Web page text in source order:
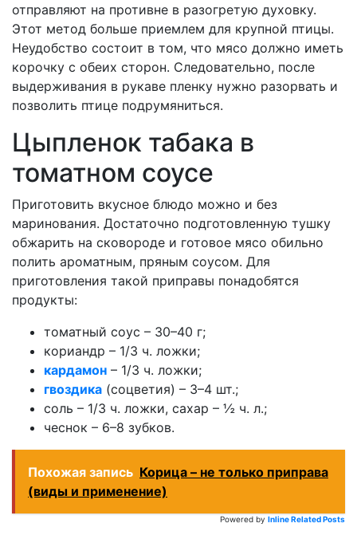
отправляют на противне в разогретую духовку.
Этот метод больше приемлем для крупной птицы.
Неудобство состоит в том, что мясо должно иметь
корочку с обеих сторон. Следовательно, после
выдерживания в рукаве пленку нужно разорвать и
позволить птице подрумяниться.
Цыпленок табака в
томатном соусе
Приготовить вкусное блюдо можно и без
маринования. Достаточно подготовленную тушку
обжарить на сковороде и готовое мясо обильно
полить ароматным, пряным соусом. Для
приготовления такой приправы понадобятся
продукты:
томатный соус – 30–40 г;
кориандр – 1/3 ч. ложки;
кардамон – 1/3 ч. ложки;
гвоздика (соцветия) – 3–4 шт.;
соль – 1/3 ч. ложки, сахар – ½ ч. л.;
чеснок – 6–8 зубков.
Похожая запись Корица – не только приправа
(виды и применение)
Powered by Inline Related Posts